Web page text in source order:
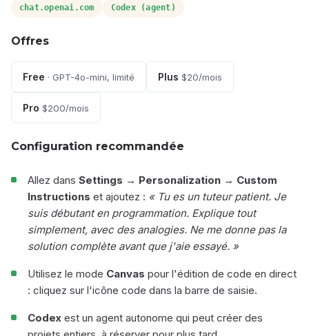
chat.openai.com Codex (agent)
Offres
Free · GPT-4o-mini, limité Plus $20/mois
Pro $200/mois
Configuration recommandée
Allez dans Settings → Personalization → Custom
Instructions et ajoutez : « Tu es un tuteur patient. Je
suis débutant en programmation. Explique tout
simplement, avec des analogies. Ne me donne pas la
solution complète avant que j'aie essayé. »
Utilisez le mode Canvas pour l'édition de code en direct
: cliquez sur l'icône code dans la barre de saisie.
Codex est un agent autonome qui peut créer des